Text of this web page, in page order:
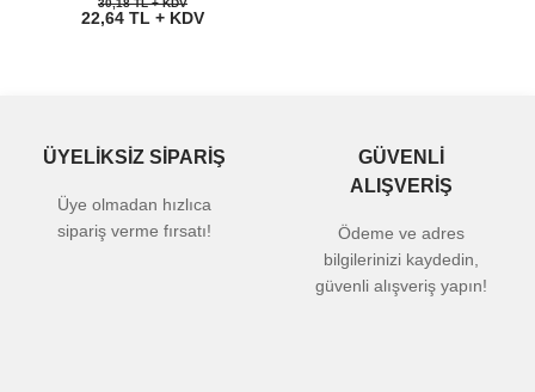
30,18 TL + KDV
22,64 TL + KDV
ÜYELİKSİZ SİPARİŞ
Üye olmadan hızlıca
sipariş verme fırsatı!
GÜVENLİ
ALIŞVERİŞ
Ödeme ve adres
bilgilerinizi kaydedin,
güvenli alışveriş yapın!